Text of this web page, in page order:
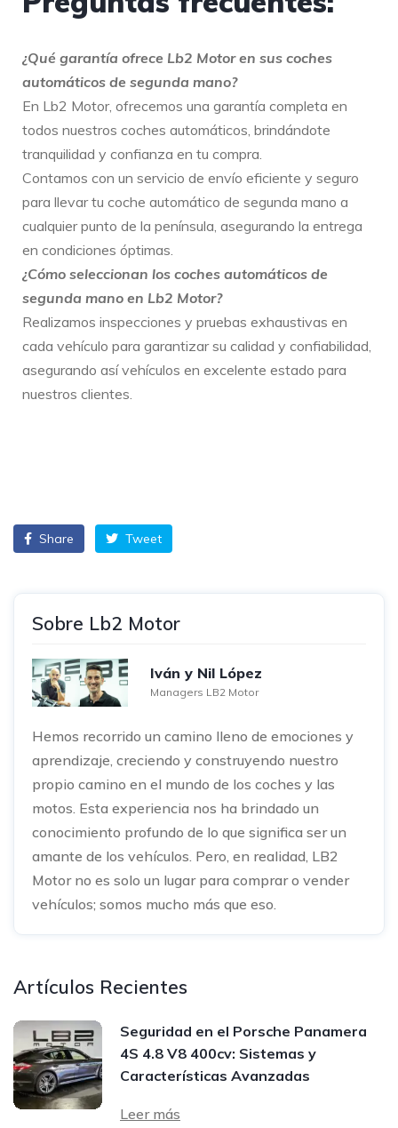
¿Qué garantía ofrece Lb2 Motor en sus coches
automáticos de segunda mano?
En Lb2 Motor, ofrecemos una garantía completa en
todos nuestros coches automáticos, brindándote
tranquilidad y confianza en tu compra.
Contamos con un servicio de envío eficiente y seguro
para llevar tu coche automático de segunda mano a
cualquier punto de la península, asegurando la entrega
en condiciones óptimas.
¿Cómo seleccionan los coches automáticos de
segunda mano en Lb2 Motor?
Realizamos inspecciones y pruebas exhaustivas en
cada vehículo para garantizar su calidad y confiabilidad,
asegurando así vehículos en excelente estado para
nuestros clientes.
Share Tweet
Sobre Lb2 Motor
Iván y Nil López
Managers LB2 Motor
Hemos recorrido un camino lleno de emociones y
aprendizaje, creciendo y construyendo nuestro
propio camino en el mundo de los coches y las
motos. Esta experiencia nos ha brindado un
conocimiento profundo de lo que significa ser un
amante de los vehículos. Pero, en realidad, LB2
Motor no es solo un lugar para comprar o vender
vehículos; somos mucho más que eso.
Artículos Recientes
Seguridad en el Porsche Panamera
4S 4.8 V8 400cv: Sistemas y
Características Avanzadas
Leer más